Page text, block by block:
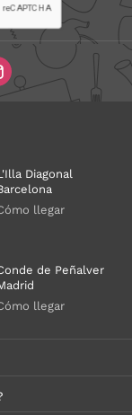
Diagonal
llegar
de Peñalver
llegar